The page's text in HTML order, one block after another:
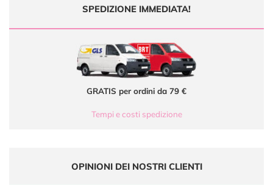
SPEDIZIONE IMMEDIATA!
GRATIS per ordini da 79 €
Tempi e costi spedizione
OPINIONI DEI NOSTRI CLIENTI